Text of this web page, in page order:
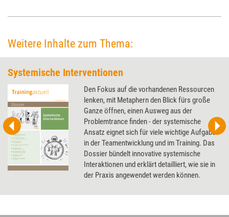
Weitere Inhalte zum Thema:
Systemische Interventionen
Den Fokus auf die vorhandenen Ressourcen
lenken, mit Metaphern den Blick fürs große
Ganze öffnen, einen Ausweg aus der
Problemtrance finden - der systemische
Ansatz eignet sich für viele wichtige Aufgaben
in der Teamentwicklung und im Training. Das
Dossier bündelt innovative systemische
Interaktionen und erklärt detailliert, wie sie in
der Praxis angewendet werden können.